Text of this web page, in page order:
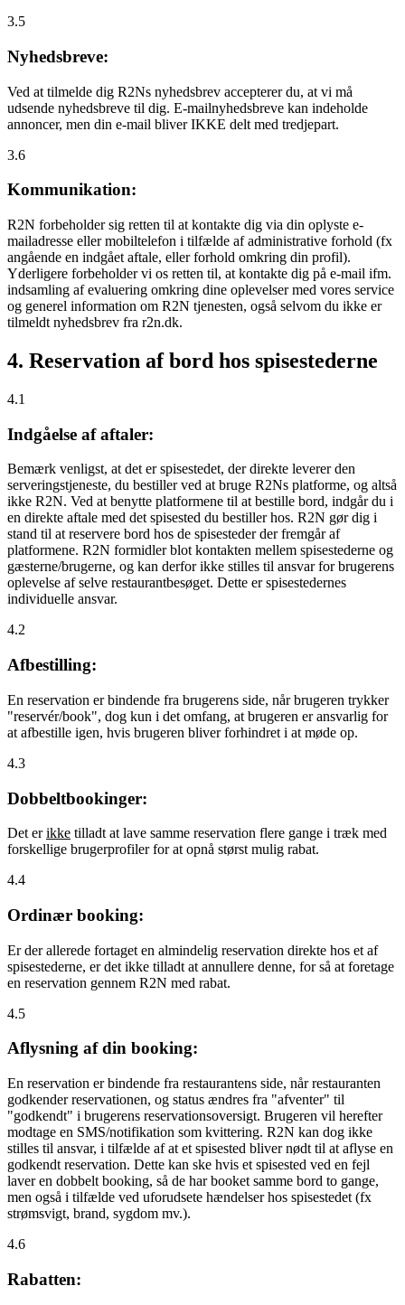
3.5
Nyhedsbreve:
Ved at tilmelde dig R2Ns nyhedsbrev accepterer du, at vi må
udsende nyhedsbreve til dig. E-mailnyhedsbreve kan indeholde
annoncer, men din e-mail bliver IKKE delt med tredjepart.
3.6
Kommunikation:
R2N forbeholder sig retten til at kontakte dig via din oplyste e-
mailadresse eller mobiltelefon i tilfælde af administrative forhold (fx
angående en indgået aftale, eller forhold omkring din profil).
Yderligere forbeholder vi os retten til, at kontakte dig på e-mail ifm.
indsamling af evaluering omkring dine oplevelser med vores service
og generel information om R2N tjenesten, også selvom du ikke er
tilmeldt nyhedsbrev fra r2n.dk.
4. Reservation af bord hos spisestederne
4.1
Indgåelse af aftaler:
Bemærk venligst, at det er spisestedet, der direkte leverer den
serveringstjeneste, du bestiller ved at bruge R2Ns platforme, og altså
ikke R2N. Ved at benytte platformene til at bestille bord, indgår du i
en direkte aftale med det spisested du bestiller hos. R2N gør dig i
stand til at reservere bord hos de spisesteder der fremgår af
platformene. R2N formidler blot kontakten mellem spisestederne og
gæsterne/brugerne, og kan derfor ikke stilles til ansvar for brugerens
oplevelse af selve restaurantbesøget. Dette er spisestedernes
individuelle ansvar.
4.2
Afbestilling:
En reservation er bindende fra brugerens side, når brugeren trykker
"reservér/book", dog kun i det omfang, at brugeren er ansvarlig for
at afbestille igen, hvis brugeren bliver forhindret i at møde op.
4.3
Dobbeltbookinger:
Det erikke tilladt at lave samme reservation flere gange i træk med
forskellige brugerprofiler for at opnå størst mulig rabat.
4.4
Ordinær booking:
Er der allerede fortaget en almindelig reservation direkte hos et af
spisestederne, er det ikke tilladt at annullere denne, for så at foretage
en reservation gennem R2N med rabat.
4.5
Aflysning af din booking:
En reservation er bindende fra restaurantens side, når restauranten
godkender reservationen, og status ændres fra "afventer" til
"godkendt" i brugerens reservationsoversigt. Brugeren vil herefter
modtage en SMS/notifikation som kvittering. R2N kan dog ikke
stilles til ansvar, i tilfælde af at et spisested bliver nødt til at aflyse en
godkendt reservation. Dette kan ske hvis et spisested ved en fejl
laver en dobbelt booking, så de har booket samme bord to gange,
men også i tilfælde ved uforudsete hændelser hos spisestedet (fx
strømsvigt, brand, sygdom mv.).
4.6
Rabatten: